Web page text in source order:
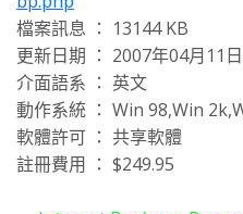
檔案訊息 ： 13144 KB
更新日期 ： 2007年04月11日
介面語系 ： 英文
動作系統 ： Win 98,Win
軟體許可 ： 共享軟體
註冊費用 ： $249.95